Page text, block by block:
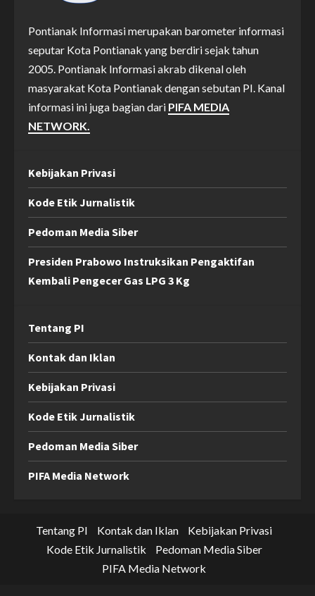
Pontianak Informasi merupakan barometer informasi
seputar Kota Pontianak yang berdiri sejak tahun
2005. Pontianak Informasi akrab dikenal oleh
masyarakat Kota Pontianak dengan sebutan PI. Kanal
informasi ini juga bagian dari PIFA MEDIA
NETWORK.
Kebijakan Privasi
Kode Etik Jurnalistik
Pedoman Media Siber
Presiden Prabowo Instruksikan Pengaktifan
Kembali Pengecer Gas LPG 3 Kg
Tentang PI
Kontak dan Iklan
Kebijakan Privasi
Kode Etik Jurnalistik
Pedoman Media Siber
PIFA Media Network
Tentang PI Kontak dan Iklan
Kebijakan Privasi
Kode Etik Jurnalistik
Pedoman Media Siber
PIFA Media Network